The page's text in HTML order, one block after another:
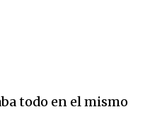
todo en el mismo